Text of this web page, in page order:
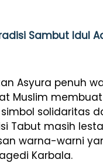
Sambut Idul
Asyura penuh
Muslim
solidaritas
Tabut masih
warna-warni
Karbala.